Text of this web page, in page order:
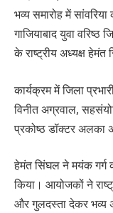
भव्य समारोह में
गाजियाबाद युवा
के राष्ट्रीय अध्यक्ष
कार्यक्रम में जिला
विनीत अग्रवाल,
प्रकोष्ठ डॉक्टर अलका
हेमंत सिंघल ने मयंक गर्ग
किया। आयोजकों ने
और गुलदस्ता देकर भव्य